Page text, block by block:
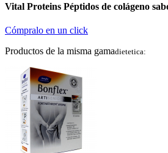
Vital Proteins Péptidos de colágeno
Cómpralo en un click
Productos de la misma gamadietetica: